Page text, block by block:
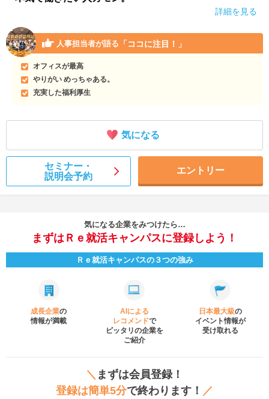
詳細を見る
人事担当者が語る 「ココに注目！」
オフィスが最高
やりがい めっちゃある。
充実した福利厚生
気になる
セミナー・
説明会予約
エントリー
気になる企業をみつけたら…
まずはＲｅ就活キャンパスに登録しよう！
Ｒｅ就活キャンパスの３つの強み
成長企業の
情報が満載
AIによる
レコメンドで
ピッタリの企業を
ご紹介
日本最大級の
イベント情報が
受け取れる
＼ まずは会員登録！
登録は簡単5分で終わります！ ／